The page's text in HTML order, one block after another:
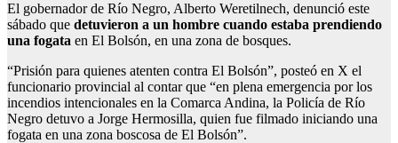
El gobernador de Río Negro, Alberto Weretilnech, denunció este
sábado que detuvieron a un hombre cuando estaba prendiendo
una fogata en El Bolsón, en una zona de bosques.
“Prisión para quienes atenten contra El Bolsón”, posteó en X el
funcionario provincial al contar que “en plena emergencia por los
incendios intencionales en la Comarca Andina, la Policía de Río
Negro detuvo a Jorge Hermosilla, quien fue filmado iniciando una
fogata en una zona boscosa de El Bolsón”.